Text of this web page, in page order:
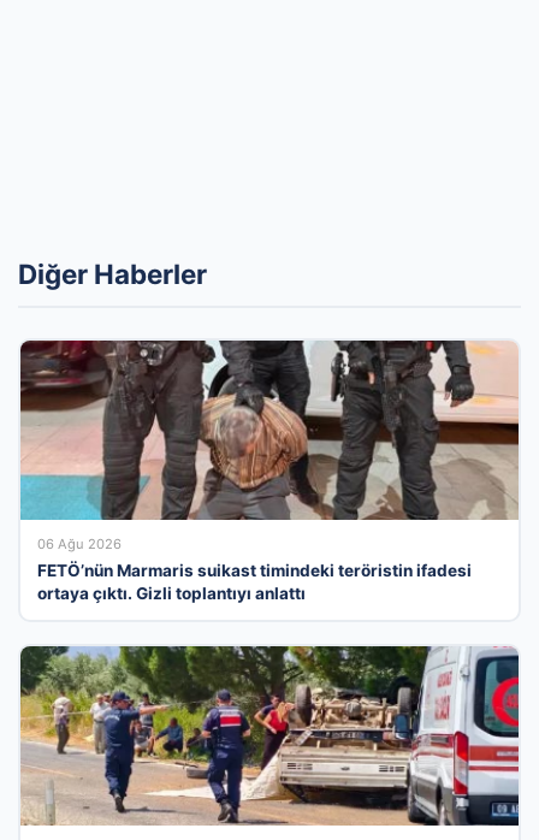
Diğer Haberler
06 Ağu 2026
FETÖ’nün Marmaris suikast timindeki teröristin ifadesi
ortaya çıktı. Gizli toplantıyı anlattı